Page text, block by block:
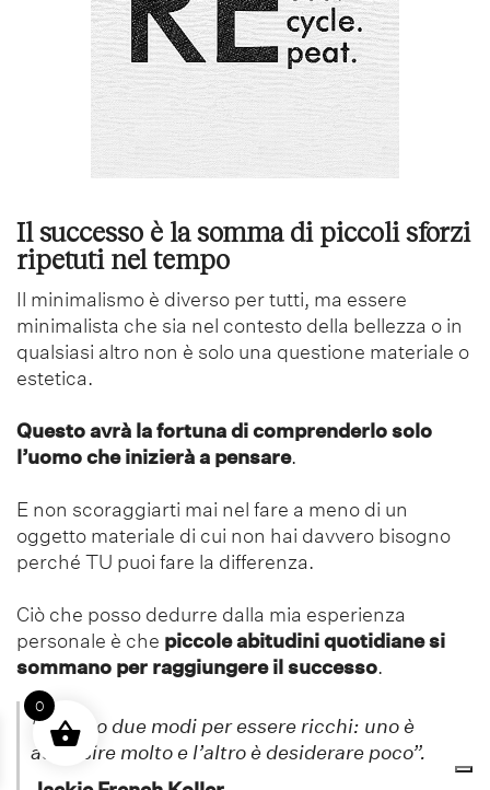
Il successo è la somma di piccoli sforzi
ripetuti nel tempo
Il minimalismo è diverso per tutti, ma essere
minimalista che sia nel contesto della bellezza o in
qualsiasi altro non è solo una questione materiale o
estetica.
Questo avrà la fortuna di comprenderlo solo
l’uomo che inizierà a pensare.
E non scoraggiarti mai nel fare a meno di un
oggetto materiale di cui non hai davvero bisogno
perché TU puoi fare la differenza.
Ciò che posso dedurre dalla mia esperienza
personale è che piccole abitudini quotidiane si
sommano per raggiungere il successo.
“Ci sono due modi per essere ricchi: uno è
acquisire molto e l’altro è desiderare poco”.
0